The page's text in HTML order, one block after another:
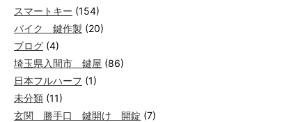
スマートキー (154)
バイク 鍵作製 (20)
ブログ (4)
埼玉県入間市 鍵屋 (86)
日本フルハーフ (1)
未分類 (11)
玄関 勝手口 鍵開け 開錠 (7)